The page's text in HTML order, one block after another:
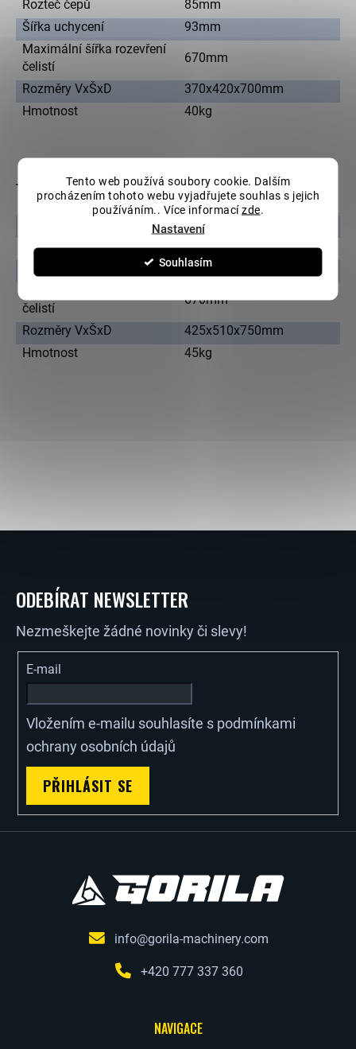
Tento web používá soubory cookie. Dalším
procházením tohoto webu vyjadřujete souhlas s jejich
používáním.. Více informacízde
Nastavení
Souhlasím
Rozteč čepů
85mm
Šířka uchycení
93mm
Maximální šířka rozevření
čelistí
670mm
Rozměry VxŠxD
370x420x700mm
Hmotnost
40kg
Technická specifikace 2.0 - 2.6T
30mm
Rozteč čepů
85mm
120mm
čelistí
670mm
Rozměry VxŠxD
425x510x750mm
Hmotnost
45kg
ODEBÍRAT NEWSLETTER
Nezmeškejte žádné novinky či slevy!
E-mail
Vložením e-mailu souhlasíte s podmínkami
ochrany osobních údajů
PŘIHLÁSIT SE
info@gorila-machinery.com
+420 777 337 360
NAVIGACE